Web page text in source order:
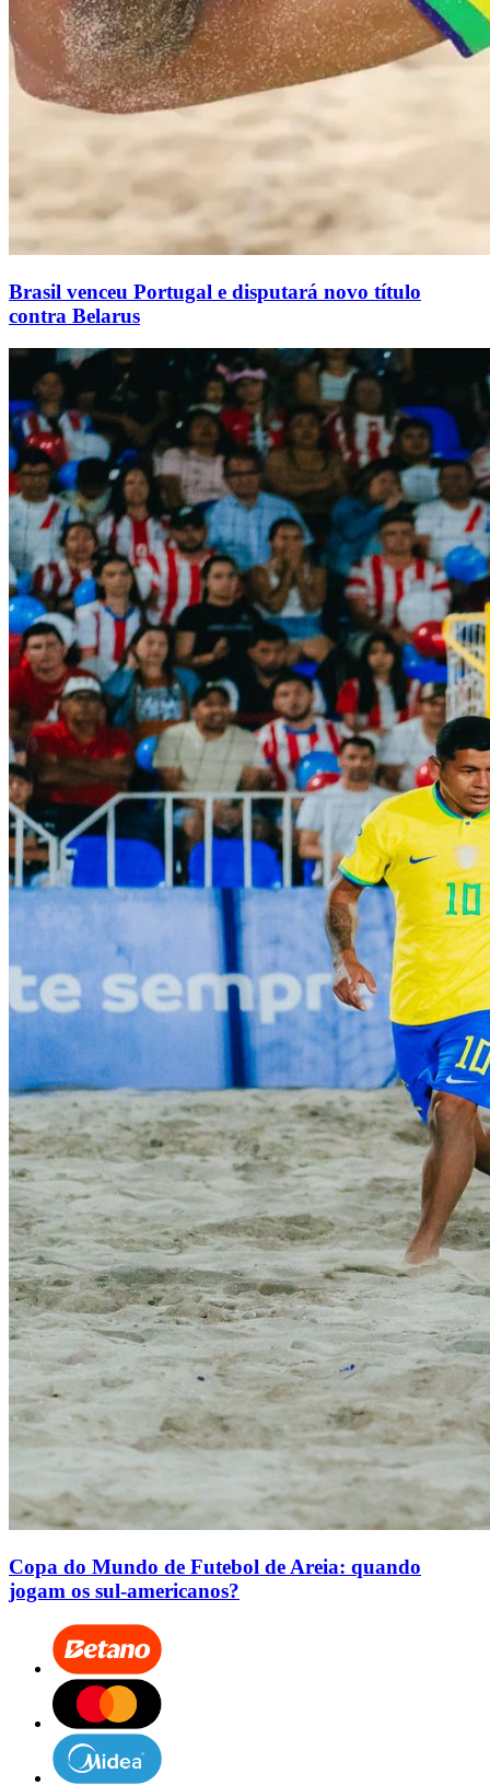
Brasil venceu Portugal e disputará novo título
contra Belarus
Copa do Mundo de Futebol de Areia: quando
jogam os sul-americanos?